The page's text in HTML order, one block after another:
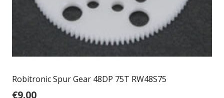
Robitronic Spur Gear 48DP 75T RW48S75
€9.00